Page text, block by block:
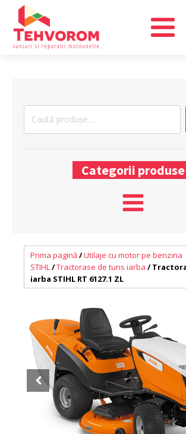
Caută
Categorii produse
Prima pagină/Utilaje cu motor pe benzina
STIHL/Tractorase de tuns iarba /
iarba STIHL RT 6127.1 ZL